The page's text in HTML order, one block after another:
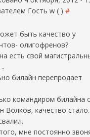
Гость w ( ) #
быть качество у
олигофренов?
есть свой
билайн перепродает
командиром билайна
Волков, качество
мне постоянно